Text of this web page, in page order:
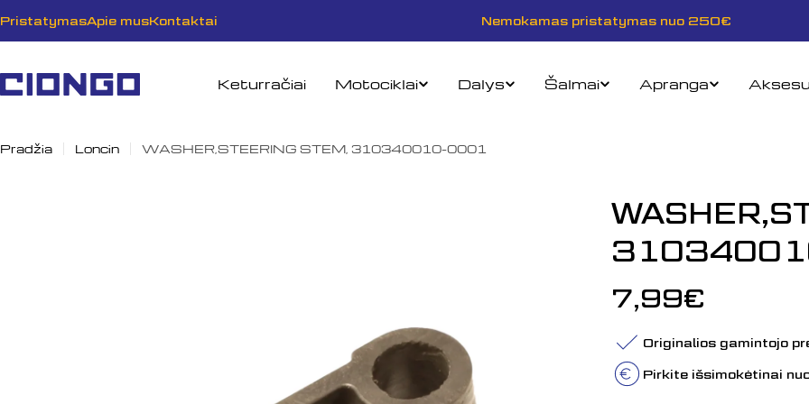
prie
PristatymasApie musKontaktai Nemokamas pristatymas nuo 250€
Keturračiai Motociklai Dalys Šalmai Apranga
Pradžia Loncin WASHER,STEERING STEM, 310340010-0001
Įprasta
kaina
7,99€
Originalios gamintojo
Pirkite išsimokėtinai